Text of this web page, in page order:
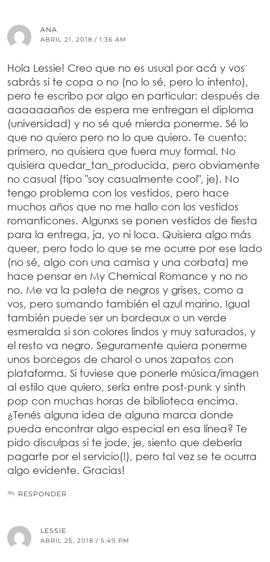
ANA
ABRIL 21, 2018 / 1:36 AM
Hola Lessie! Creo que no es usual por acá y vos
sabrás si te copa o no (no lo sé, pero lo intento),
pero te escribo por algo en particular: después de
aaaaaaaños de espera me entregan el diploma
(universidad) y no sé qué mierda ponerme. Sé lo
que no quiero pero no lo que quiero. Te cuento:
primero, no quisiera que fuera muy formal. No
quisiera quedar_tan_producida, pero obviamente
no casual (tipo "soy casualmente cool", je). No
tengo problema con los vestidos, pero hace
muchos años que no me hallo con los vestidos
romanticones. Algunxs se ponen vestidos de fiesta
para la entrega, ja, yo ni loca. Quisiera algo más
queer, pero todo lo que se me ocurre por ese lado
(no sé, algo con una camisa y una corbata) me
hace pensar en My Chemical Romance y no no
no. Me va la paleta de negros y grises, como a
vos, pero sumando también el azul marino. Igual
también puede ser un bordeaux o un verde
esmeralda si son colores lindos y muy saturados, y
el resto va negro. Seguramente quiera ponerme
unos borcegos de charol o unos zapatos con
plataforma. Si tuviese que ponerle música/imagen
al estilo que quiero, sería entre post-punk y sinth
pop con muchas horas de biblioteca encima.
¿Tenés alguna idea de alguna marca donde
pueda encontrar algo especial en esa línea? Te
pido disculpas si te jode, je, siento que debería
pagarte por el servicio(!), pero tal vez se te ocurra
algo evidente. Gracias!
RESPONDER
LESSIE
ABRIL 25, 2018 / 5:49 PM